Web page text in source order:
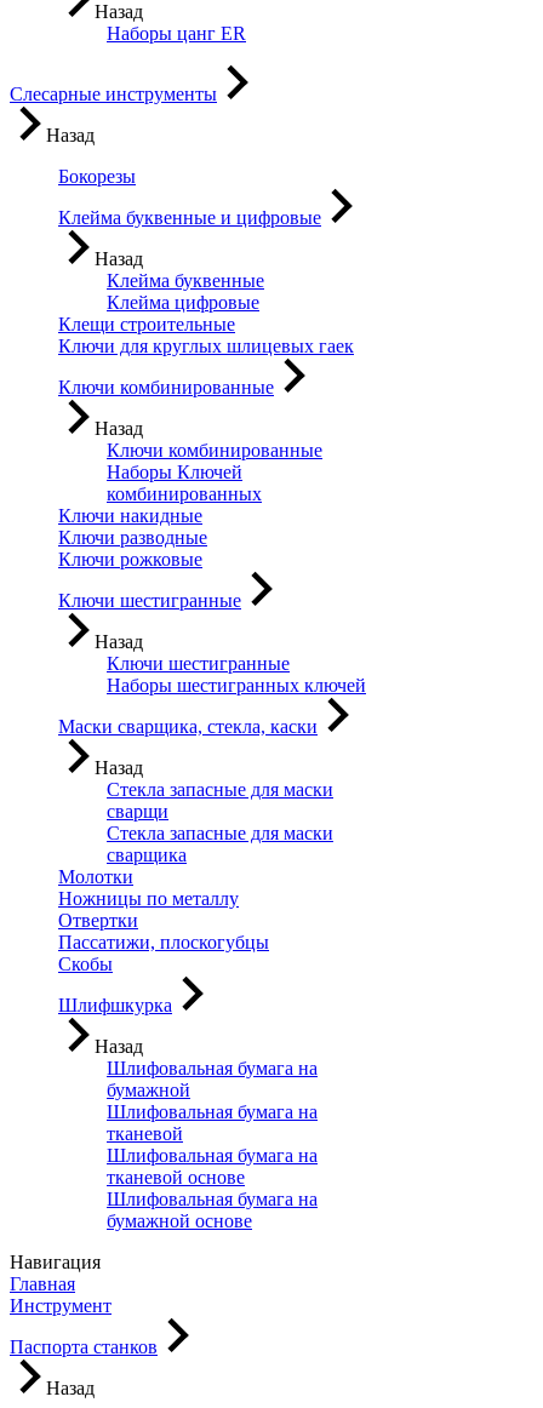
Назад
Наборы цанг ER
Слесарные инструменты
Назад
Бокорезы
Клейма буквенные и цифровые
Назад
Клейма буквенные
Клейма цифровые
Клещи строительные
Ключи для круглых шлицевых гаек
Ключи комбинированные
Назад
Ключи комбинированные
Наборы Ключей
комбинированных
Ключи накидные
Ключи разводные
Ключи рожковые
Ключи шестигранные
Назад
Ключи шестигранные
Наборы шестигранных ключей
Маски сварщика, стекла, каски
Назад
Стекла запасные для маски
сварщи
Стекла запасные для маски
сварщика
Молотки
Ножницы по металлу
Отвертки
Пассатижи, плоскогубцы
Скобы
Шлифшкурка
Назад
Шлифовальная бумага на
бумажной
Шлифовальная бумага на
тканевой
Шлифовальная бумага на
тканевой основе
Шлифовальная бумага на
бумажной основе
Навигация
Главная
Инструмент
Паспорта станков
Назад